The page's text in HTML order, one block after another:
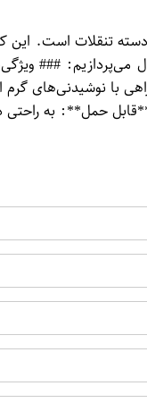
محصولات پرطرفدار در
می‌پردازیم: ###
گرم، گزینه‌ای ایده‌آل برای
**قابل حمل**: به